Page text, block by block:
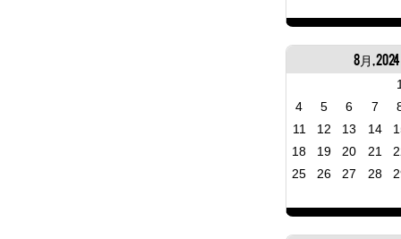
8月, 2024
4
5 6 7
11
12 13 14
18
19 20 21
25
26 27 28